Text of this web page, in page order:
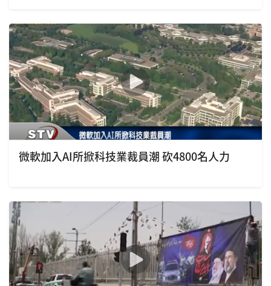
微軟加入AI所掀科技業裁員潮 砍4800名人力